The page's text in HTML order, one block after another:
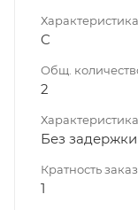
C
Общ.
2
Без задержки
Кратность
1